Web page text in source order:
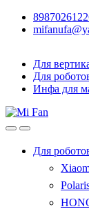
Для
Для
Инфа для
Для